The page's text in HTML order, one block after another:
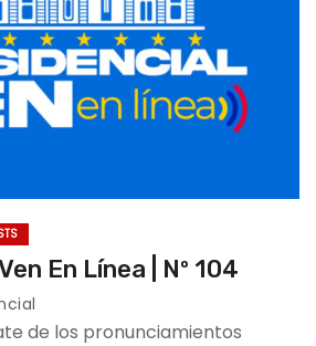
En Línea | Nº 104
de los pronunciamientos